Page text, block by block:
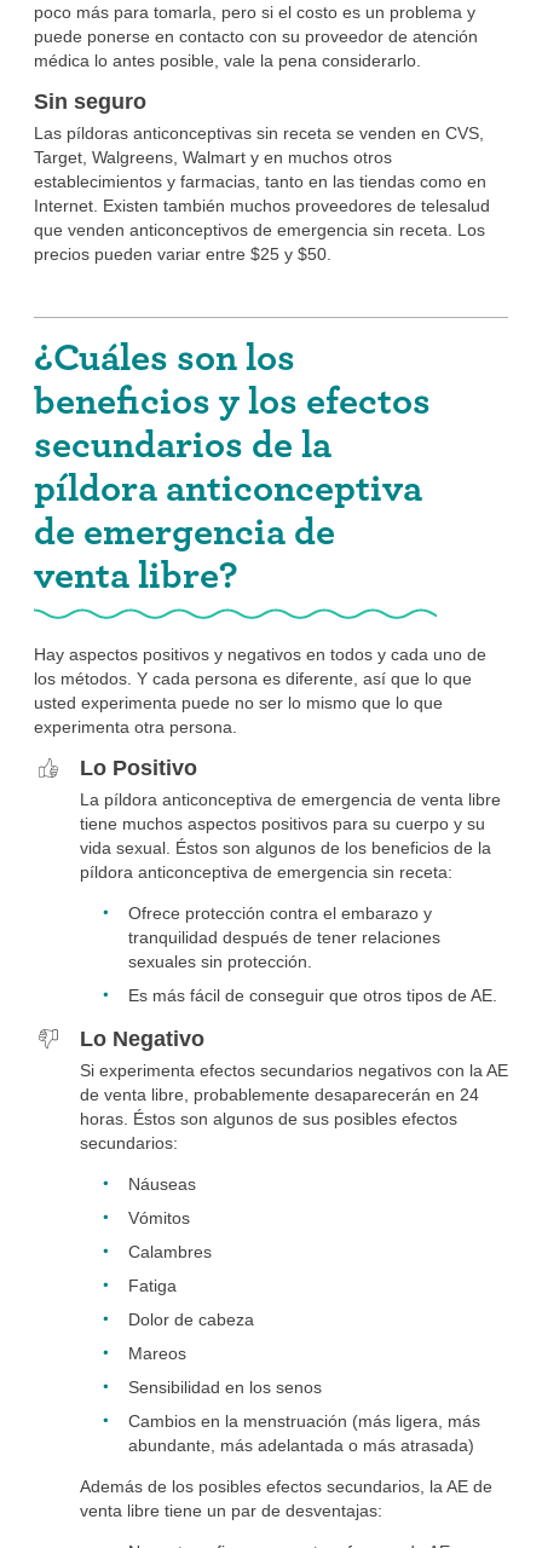
poco más para tomarla, pero si el costo es un problema y
puede ponerse en contacto con su proveedor de atención
médica lo antes posible, vale la pena considerarlo.
Sin seguro
Las píldoras anticonceptivas sin receta se venden en CVS,
Target, Walgreens, Walmart y en muchos otros
establecimientos y farmacias, tanto en las tiendas como en
Internet. Existen también muchos proveedores de telesalud
que venden anticonceptivos de emergencia sin receta. Los
precios pueden variar entre $25 y $50.
¿Cuáles son los
beneficios y los efectos
secundarios de la
píldora anticonceptiva
de emergencia de
venta libre?
Hay aspectos positivos y negativos en todos y cada uno de
los métodos. Y cada persona es diferente, así que lo que
usted experimenta puede no ser lo mismo que lo que
experimenta otra persona.
Lo Positivo
La píldora anticonceptiva de emergencia de venta libre
tiene muchos aspectos positivos para su cuerpo y su
vida sexual. Éstos son algunos de los beneficios de la
píldora anticonceptiva de emergencia sin receta:
Ofrece protección contra el embarazo y
tranquilidad después de tener relaciones
sexuales sin protección.
Es más fácil de conseguir que otros tipos de AE.
Lo Negativo
Si experimenta efectos secundarios negativos con la AE
de venta libre, probablemente desaparecerán en 24
horas. Éstos son algunos de sus posibles efectos
secundarios:
Náuseas
Vómitos
Calambres
Fatiga
Dolor de cabeza
Mareos
Sensibilidad en los senos
Cambios en la menstruación (más ligera, más
abundante, más adelantada o más atrasada)
Además de los posibles efectos secundarios, la AE de
venta libre tiene un par de desventajas: